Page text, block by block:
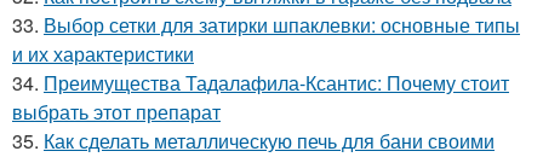
33. Выбор сетки для затирки шпаклевки: основные типы
и их характеристики
34. Преимущества Тадалафила-Ксантис: Почему стоит
выбрать этот препарат
35. Как сделать металлическую печь для бани своими